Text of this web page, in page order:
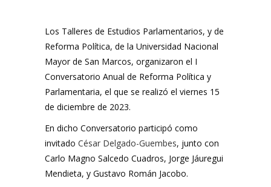
Los Talleres de Estudios Parlamentarios, y de
Reforma Política, de la Universidad Nacional
Mayor de San Marcos, organizaron el I
Conversatorio Anual de Reforma Política y
Parlamentaria, el que se realizó el viernes 15
de diciembre de 2023.
En dicho Conversatorio participó como
invitado César Delgado-Guembes, junto con
Carlo Magno Salcedo Cuadros, Jorge Jáuregui
Mendieta, y Gustavo Román Jacobo.